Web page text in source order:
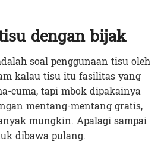
dengan bijak
soal penggunaan tisu oleh
kalau tisu itu fasilitas yang
cuma, tapi mbok dipakainya
mentang-mentang gratis,
mungkin. Apalagi sampai
dibawa pulang.